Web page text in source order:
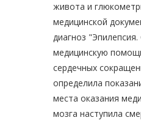
живота и
медицинской
диагноз
медицинскую
сердечных
определила
места оказания
мозга наступила